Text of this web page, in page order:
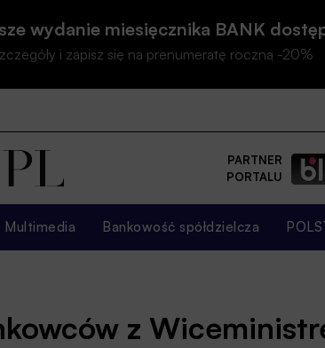
wydanie miesięcznika BANK
i zapisz się na prenumeratę roczną -20%
PARTNER
PORTALU
Multimedia Bankowość spółdzielcza
z